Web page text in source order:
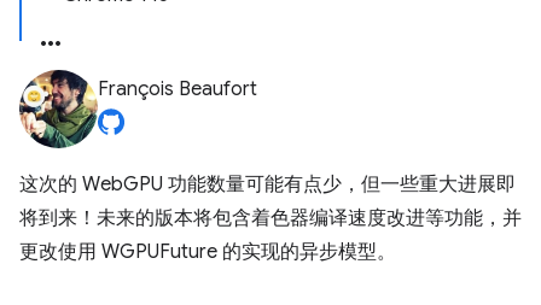
François Beaufort
这次的 WebGPU 功能数量可能有点少，但一些重大进展即
将到来！未来的版本将包含着色器编译速度改进等功能，并
更改使用 WGPUFuture 的实现的异步模型。